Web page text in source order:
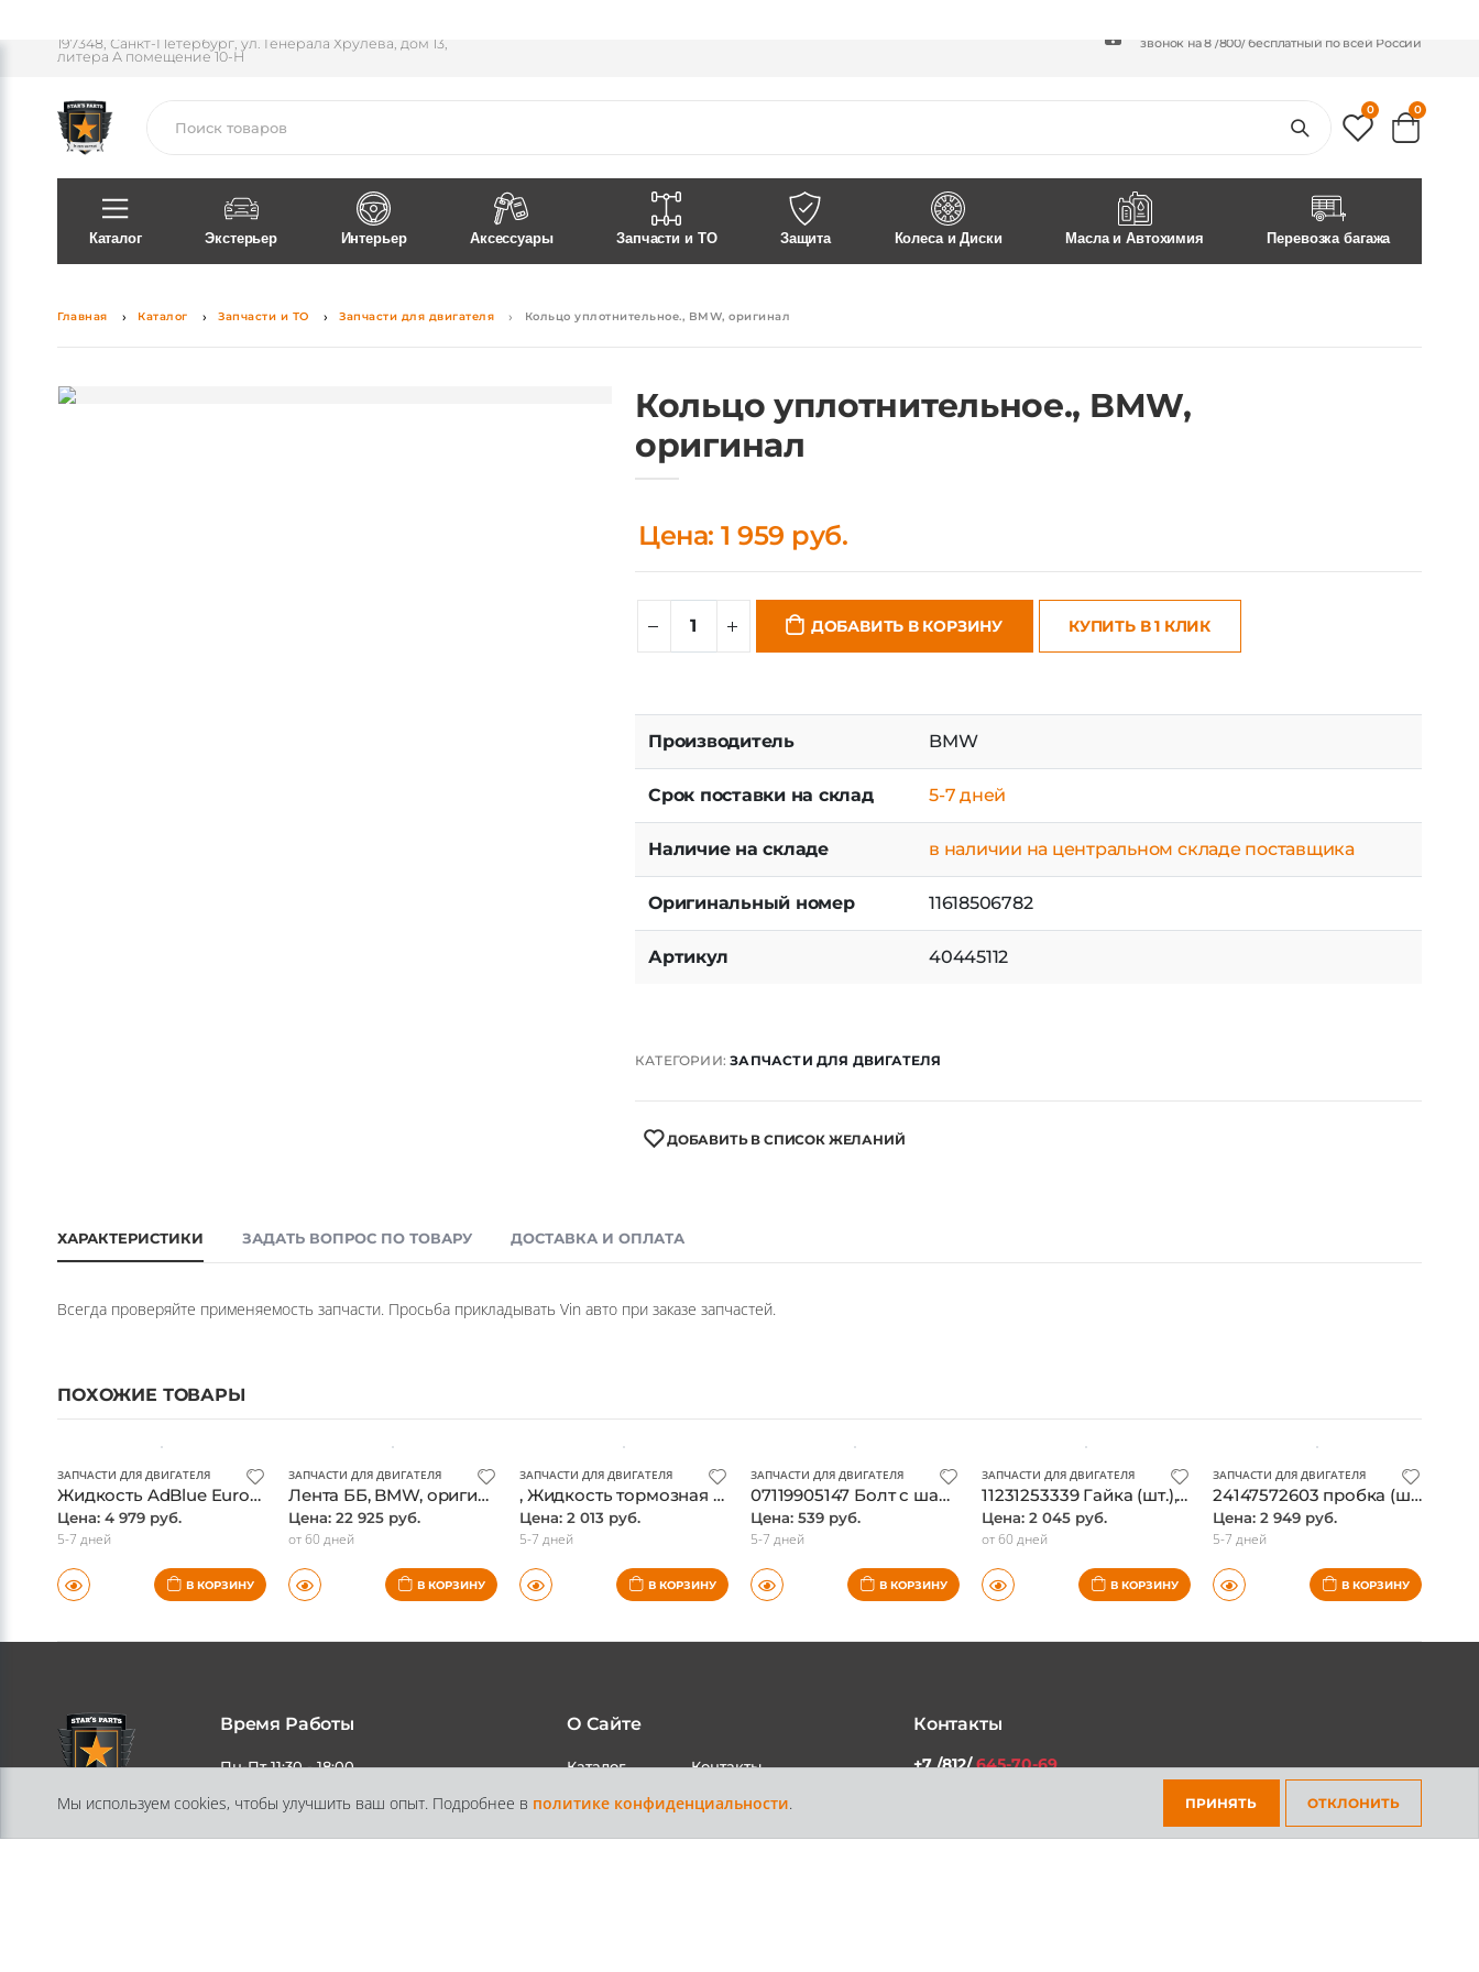
звонок на 8 /800/ бесплатный по всей России
197348, Санкт-Петербург, ул. Генерала Хрулева, дом 13,
литера А помещение 10-Н
0 0
Каталог Экстерьер Интерьер Аксессуары Запчасти и ТО Защита Колеса и Диски Масла и Автохимия Перевозка багажа
Мы используем cookies, чтобы улучшить ваш опыт. Подробнее вполитике конфиденциальности. ПРИНЯТЬ ОТКЛОНИТЬ
Главная Каталог Запчасти и ТО Запчасти для двигателя Кольцо уплотнительное., BMW, оригинал
Кольцо уплотнительное., BMW,
оригинал
Цена: 1 959 руб.
ДОБАВИТЬ В КОРЗИНУ КУПИТЬ В 1 КЛИК
Производитель BMW
Срок поставки на склад 5-7 дней
Наличие на складе в наличии на центральном складе поставщика
Оригинальный номер 11618506782
Артикул 40445112
КАТЕГОРИИ:ЗАПЧАСТИ ДЛЯ ДВИГАТЕЛЯ
ДОБАВИТЬ В СПИСОК ЖЕЛАНИЙ
ХАРАКТЕРИСТИКИ ЗАДАТЬ ВОПРОС ПО ТОВАРУ ДОСТАВКА И ОПЛАТА
Всегда проверяйте применяемость запчасти. Просьба прикладывать Vin авто при заказе запчастей.
ПОХОЖИЕ ТОВАРЫ
ЗАПЧАСТИ ДЛЯ ДВИГАТЕЛЯ
Жидкость AdBlue Euro6 (BMW), BMW, оригинал
Цена: 4 979 руб.
5-7 дней
В КОРЗИНУ
ЗАПЧАСТИ ДЛЯ ДВИГАТЕЛЯ
Лента ББ, BMW, оригинал
Цена: 22 925 руб.
от 60 дней
В КОРЗИНУ
ЗАПЧАСТИ ДЛЯ ДВИГАТЕЛЯ
, Жидкость тормозная 1л. DOT4., BMW, оригинал
Цена: 2 013 руб.
5-7 дней
В КОРЗИНУ
ЗАПЧАСТИ ДЛЯ ДВИГАТЕЛЯ
07119905147 Болт с шайбой, BMW, оригинал
Цена: 539 руб.
5-7 дней
В КОРЗИНУ
ЗАПЧАСТИ ДЛЯ ДВИГАТЕЛЯ
11231253339 Гайка (шт.), BMW, оригинал
Цена: 2 045 руб.
от 60 дней
В КОРЗИНУ
ЗАПЧАСТИ ДЛЯ ДВИГАТЕЛЯ
24147572603 пробка (шт.), BMW, оригинал
Цена: 2 949 руб.
5-7 дней
В КОРЗИНУ
Время Работы
Пн-Пт 11:30 - 18:00
О Сайте
Каталог
Доставка и
Контакты
Контакты
+7 /812/645-70-69
звонок бесплатный для всех регионов